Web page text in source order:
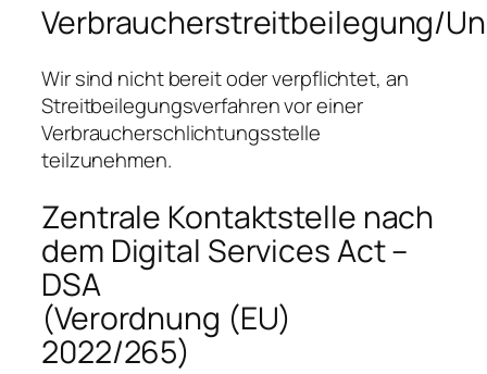
Verbraucherstreitbeilegung/
Wir sind nicht bereit oder verpflichtet, an
Streitbeilegungsverfahren vor einer
Verbraucherschlichtungsstelle
teilzunehmen.
Zentrale Kontaktstelle nach
dem Digital Services Act –
DSA
(Verordnung (EU)
2022/265)